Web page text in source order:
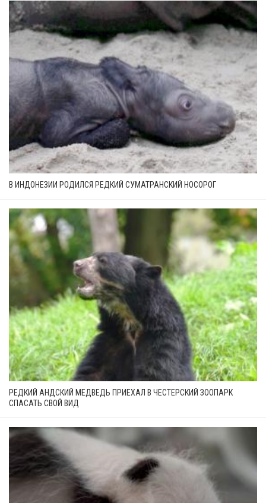
В ИНДОНЕЗИИ РОДИЛСЯ РЕДКИЙ СУМАТРАНСКИЙ НОСОРОГ
РЕДКИЙ АНДСКИЙ МЕДВЕДЬ ПРИЕХАЛ В ЧЕСТЕРСКИЙ ЗООПАРК
СПАСАТЬ СВОЙ ВИД